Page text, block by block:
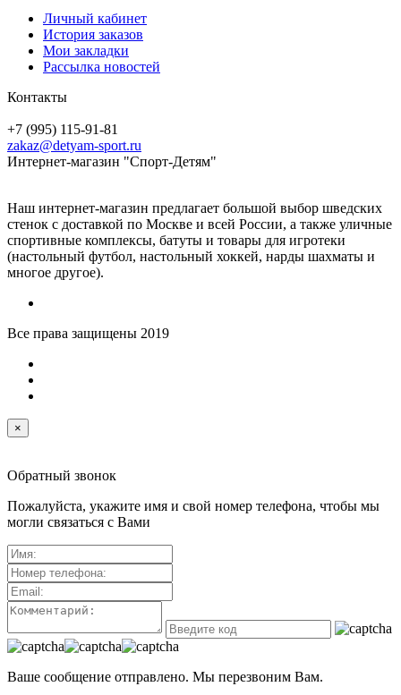
Личный кабинет
История заказов
Мои закладки
Рассылка новостей
Контакты
+7 (995) 115-91-81
zakaz@detyam-sport.ru
Интернет-магазин "Спорт-Детям"
Наш интернет-магазин предлагает большой выбор шведских
стенок с доставкой по Москве и всей России, а также уличные
спортивные комплексы, батуты и товары для игротеки
(настольный футбол, настольный хоккей, нарды шахматы и
многое другое).
Все права защищены 2019
×
Обратный звонок
Пожалуйста, укажите имя и свой номер телефона, чтобы мы
могли связаться с Вами
Ваше сообщение отправлено. Мы перезвоним Вам.